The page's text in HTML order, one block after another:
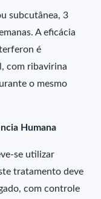
subcutânea, 3
A eficácia
é
com ribavirina
o mesmo
Humana
se utilizar
tratamento deve
com controle